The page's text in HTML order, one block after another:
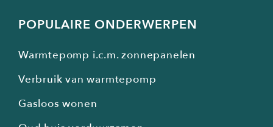
POPULAIRE ONDERWERPEN
Warmtepomp i.c.m. zonnepanelen
Verbruik van warmtepomp
Gasloos wonen